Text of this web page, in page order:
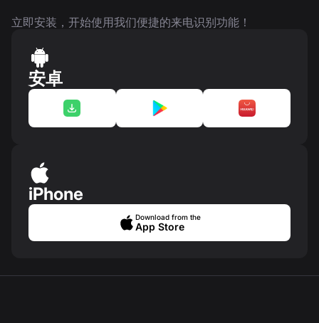
立即安装，开始使用我们便捷的来电识别功能！
安卓
iPhone
Download from the
App Store